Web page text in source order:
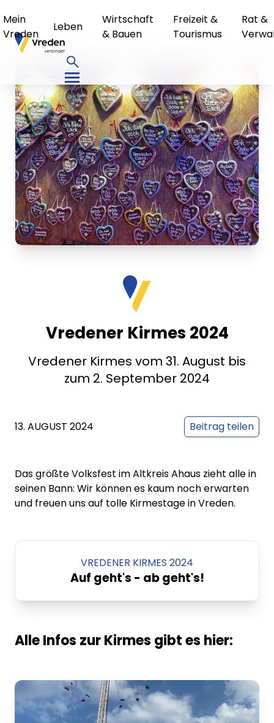
Mein
Vreden
Leben
Wirtschaft
& Bauen
Freizeit &
Tourismus
Rat &
Vredener Kirmes 2024
Vredener Kirmes vom 31. August bis
zum 2. September 2024
13. AUGUST 2024 Beitrag teilen
Das größte Volksfest im Altkreis Ahaus zieht alle in
seinen Bann: Wir können es kaum noch erwarten
und freuen uns auf tolle Kirmestage in Vreden.
VREDENER KIRMES 2024
Auf geht's - ab geht's!
Alle Infos zur Kirmes gibt es hier: